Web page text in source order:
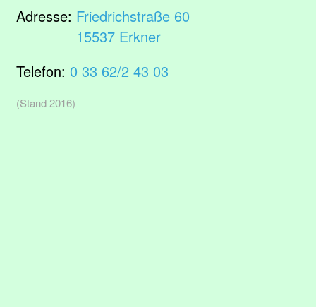
Adresse: Friedrichstraße 60
15537 Erkner
Telefon: 0 33 62/2 43 03
(Stand 2016)